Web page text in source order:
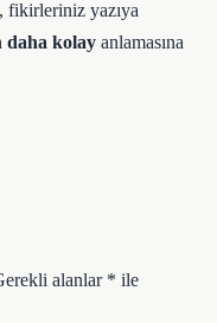
fikirleriniz yazıya
daha kolay anlamasına
alanlar * ile